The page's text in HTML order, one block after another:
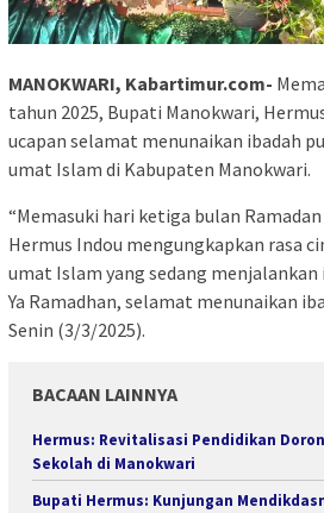
MANOKWARI, Kabartimur.com-
tahun 2025, Bupati Manokwari,
ucapan selamat menunaikan ibadah
umat Islam di Kabupaten Manokwari.
“Memasuki hari ketiga bulan
Hermus Indou mengungkapkan rasa
umat Islam yang sedang menjalankan
Ya Ramadhan, selamat menunaikan
Senin (3/3/2025).
BACAAN LAINNYA
Hermus: Revitalisasi Pendidikan
Sekolah di Manokwari
Bupati Hermus: Kunjungan